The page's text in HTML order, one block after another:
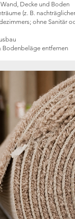
Decke und Boden
(z. B. nachträglicher
ohne Sanitär
Bodenbeläge entfernen